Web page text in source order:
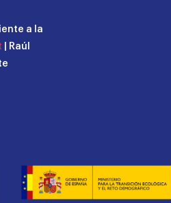
a la
| Raúl